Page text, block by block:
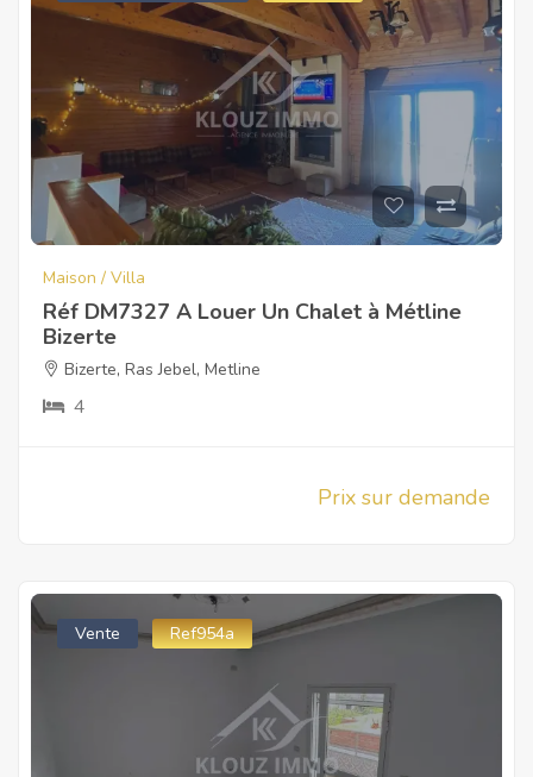
Maison / Villa
Réf DM7327 A Louer Un Chalet à Métline
Bizerte
Bizerte, Ras Jebel, Metline
4
Prix sur demande
Vente Ref954a